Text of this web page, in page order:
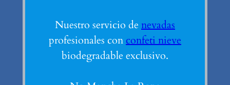
Nuestro servicio de nevadas
profesionales con confeti nieve
biodegradable exclusivo.